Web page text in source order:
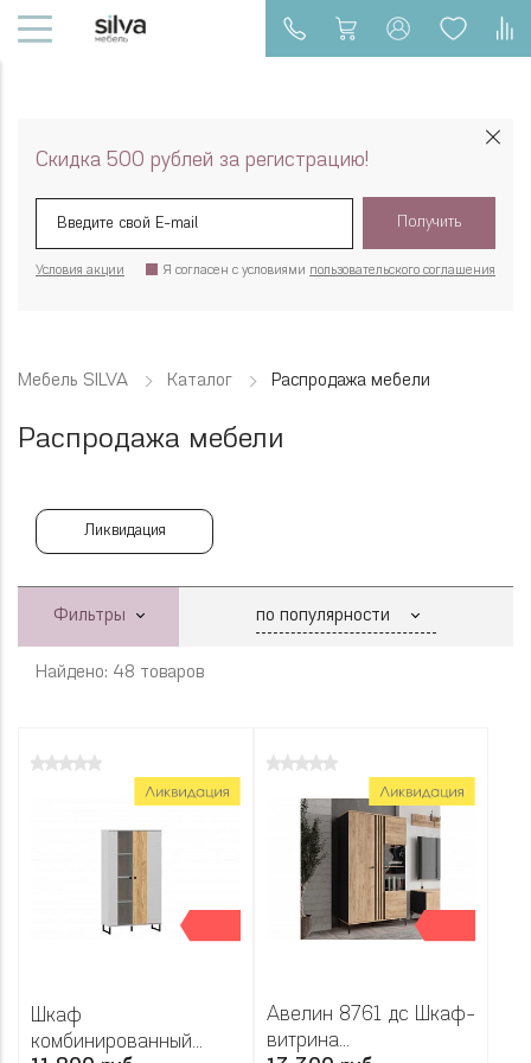
Скидка 500 рублей за регистрацию!
Получить
Я согласен с условиями пользовательского соглашения
Условия акции
Мебель SILVA Каталог Распродажа мебели
Распродажа мебели
Ликвидация
Фильтры
Найдено: 48 товаров
Шкаф
комбинированный
Авелин 8761 дс Шкаф-
витрина